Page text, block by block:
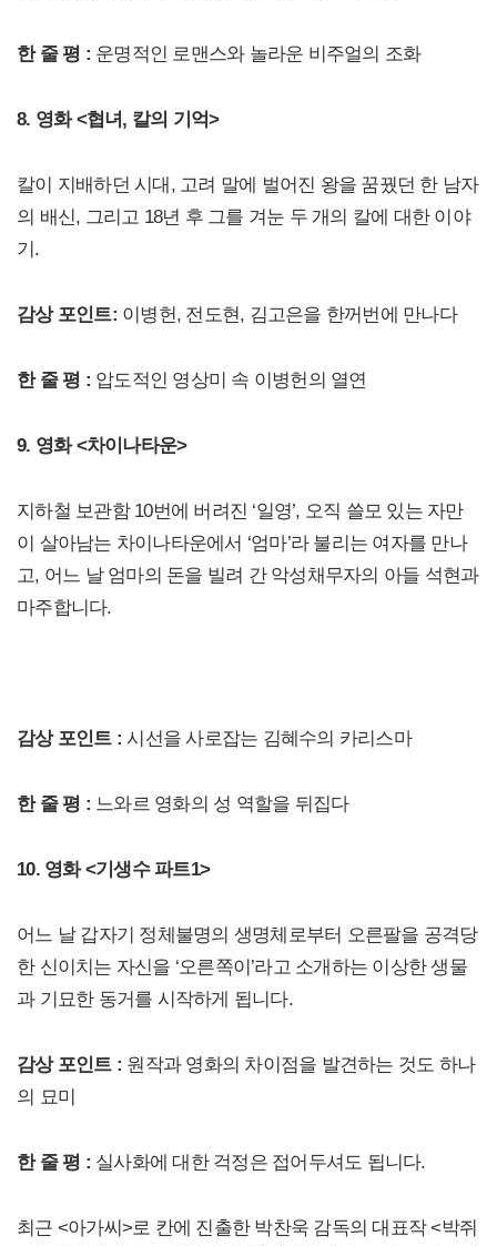
한 줄 평 : 운명적인 로맨스와 놀라운 비주얼의 조화
8. 영화 <협녀, 칼의 기억>
칼이 지배하던 시대, 고려 말에 벌어진 왕을 꿈꿨던 한 남자
의 배신, 그리고 18년 후 그를 겨눈 두 개의 칼에 대한 이야
기.
감상 포인트: 이병헌, 전도현, 김고은을 한꺼번에 만나다
한 줄 평 : 압도적인 영상미 속 이병헌의 열연
9. 영화 <차이나타운>
지하철 보관함 10번에 버려진 ‘일영’, 오직 쓸모 있는 자만
이 살아남는 차이나타운에서 ‘엄마’라 불리는 여자를 만나
고, 어느 날 엄마의 돈을 빌려 간 악성채무자의 아들 석현과
마주합니다.
감상 포인트 :시선을 사로잡는 김혜수의 카리스마
한 줄 평 : 느와르 영화의 성 역할을 뒤집다
10. 영화 <기생수 파트1>
어느 날 갑자기 정체불명의 생명체로부터 오른팔을 공격당
한 신이치는 자신을 ‘오른쪽이’라고 소개하는 이상한 생물
과 기묘한 동거를 시작하게 됩니다.
감상 포인트 : 원작과 영화의 차이점을 발견하는 것도 하나
의 묘미
한 줄 평 : 실사화에 대한 걱정은 접어두셔도 됩니다.
최근 <아가씨>로 칸에 진출한 박찬욱 감독의 대표작 <박쥐